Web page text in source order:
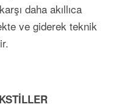
daha akıllıca
ve giderek teknik